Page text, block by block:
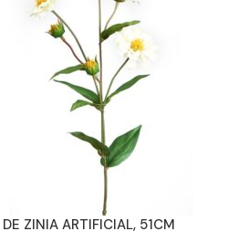
ZINIA ARTIFICIAL, 51CM